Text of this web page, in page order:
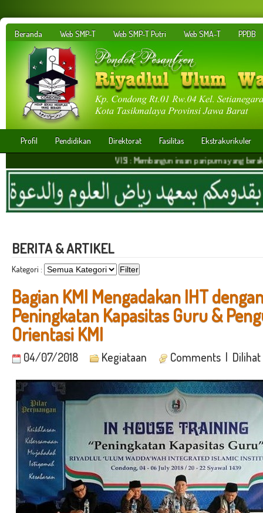
Beranda Web SMP-T Web SMP-T Putri Web SMA-T PPDB
Profil Pendidikan Direktorat Fasilitas
Ekstrakurikuler
VISI : Membangun insan paripurna yang berakhlakul
BERITA & ARTIKEL
Kategori :
Bagian KMI Mengadakan IHT
Peningkatan Kapasitas Guru &
Orientasi KMI
04/07/2018 Kegiataan Comments |